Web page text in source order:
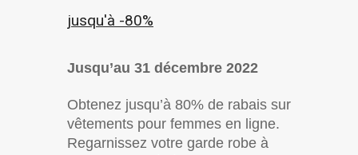
jusqu'à -80%
Jusqu’au 31 décembre 2022
Obtenez jusqu’à 80% de rabais sur
vêtements pour femmes en ligne.
Regarnissez votre garde robe à